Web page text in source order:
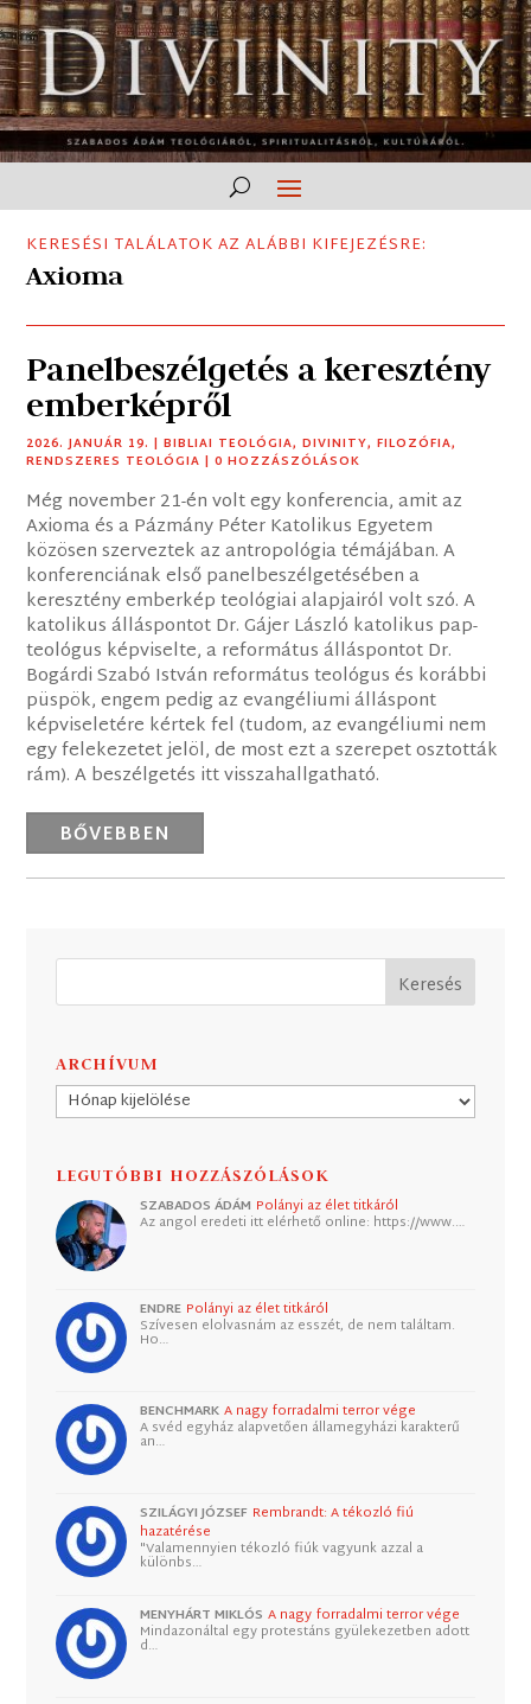
KERESÉSI TALÁLATOK AZ ALÁBBI KIFEJEZÉSRE:
Axioma
Panelbeszélgetés a keresztény
emberképről
2026. JANUÁR 19. |BIBLIAI TEOLÓGIA,DIVINITY,FILOZÓFIA,
RENDSZERES TEOLÓGIA | 0 HOZZÁSZÓLÁSOK
Még november 21-én volt egy konferencia, amit az
Axioma és a Pázmány Péter Katolikus Egyetem
közösen szerveztek az antropológia témájában. A
konferenciának első panelbeszélgetésében a
keresztény emberkép teológiai alapjairól volt szó. A
katolikus álláspontot Dr. Gájer László katolikus pap-
teológus képviselte, a református álláspontot Dr.
Bogárdi Szabó István református teológus és korábbi
püspök, engem pedig az evangéliumi álláspont
képviseletére kértek fel (tudom, az evangéliumi nem
egy felekezetet jelöl, de most ezt a szerepet osztották
rám). A beszélgetés itt visszahallgatható.
BŐVEBBEN
ARCHÍVUM
Archívum
LEGUTÓBBI HOZZÁSZÓLÁSOK
SZABADOS ÁDÁM Polányi az élet titkáról
Az angol eredeti itt elérhető online: https://www.…
ENDRE Polányi az élet titkáról
Szívesen elolvasnám az esszét, de nem találtam.
Ho…
BENCHMARK A nagy forradalmi terror vége
A svéd egyház alapvetően államegyházi karakterű
an…
SZILÁGYI JÓZSEF Rembrandt: A tékozló fiú
hazatérése
"Valamennyien tékozló fiúk vagyunk azzal a
különbs…
MENYHÁRT MIKLÓS A nagy forradalmi terror vége
Mindazonáltal egy protestáns gyülekezetben adott
d…